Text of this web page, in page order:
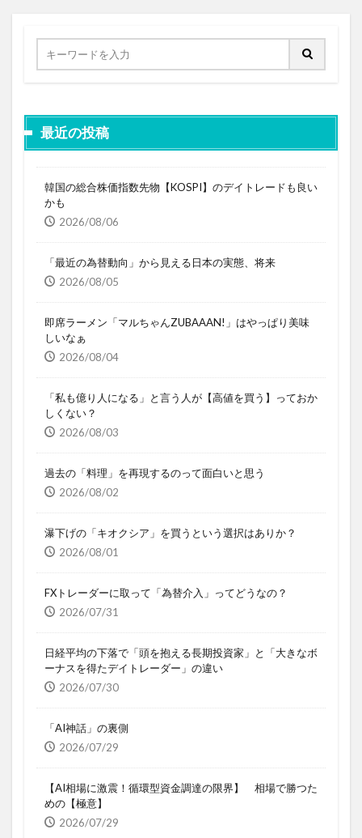
最近の投稿
韓国の総合株価指数先物【KOSPI】のデイトレードも良い
かも
2026/08/06
「最近の為替動向」から見える日本の実態、将来
2026/08/05
即席ラーメン「マルちゃんZUBAAAN!」はやっぱり美味
しいなぁ
2026/08/04
「私も億り人になる」と言う人が【高値を買う】っておか
しくない？
2026/08/03
過去の「料理」を再現するのって面白いと思う
2026/08/02
瀑下げの「キオクシア」を買うという選択はありか？
2026/08/01
FXトレーダーに取って「為替介入」ってどうなの？
2026/07/31
日経平均の下落で「頭を抱える長期投資家」と「大きなボ
ーナスを得たデイトレーダー」の違い
2026/07/30
「AI神話」の裏側
2026/07/29
【AI相場に激震！循環型資金調達の限界】 相場で勝つた
めの【極意】
2026/07/29